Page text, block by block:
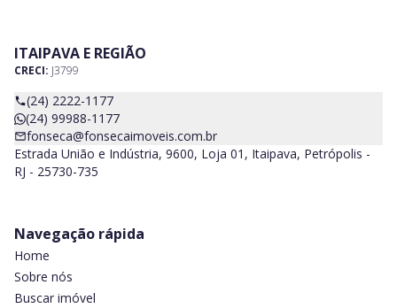
ITAIPAVA E REGIÃO
CRECI: J3799
(24) 2222-1177
(24) 99988-1177
fonseca@fonsecaimoveis.com.br
Estrada União e Indústria, 9600, Loja 01, Itaipava, Petrópolis -
RJ - 25730-735
Navegação rápida
Home
Sobre nós
Buscar imóvel